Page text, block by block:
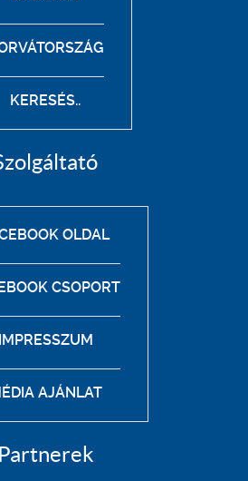
KERESÉS..
OLDAL
CSOPORT
IMPRESSZUM
AJÁNLAT
Partnerek